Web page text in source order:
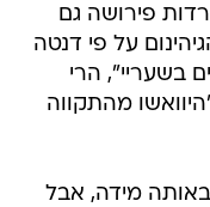
פירושה גם
על פי דנטה
בשעריי", הרי
מהתקווה
מידה, אבל